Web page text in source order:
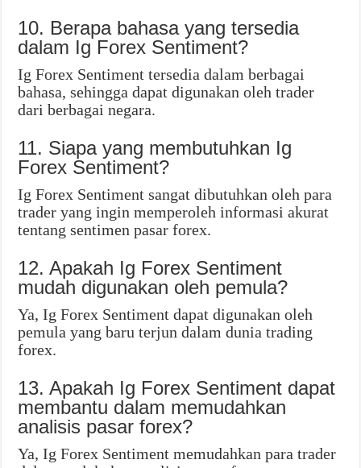
10. Berapa bahasa yang tersedia
dalam Ig Forex Sentiment?
Ig Forex Sentiment tersedia dalam berbagai
bahasa, sehingga dapat digunakan oleh trader
dari berbagai negara.
11. Siapa yang membutuhkan Ig
Forex Sentiment?
Ig Forex Sentiment sangat dibutuhkan oleh para
trader yang ingin memperoleh informasi akurat
tentang sentimen pasar forex.
12. Apakah Ig Forex Sentiment
mudah digunakan oleh pemula?
Ya, Ig Forex Sentiment dapat digunakan oleh
pemula yang baru terjun dalam dunia trading
forex.
13. Apakah Ig Forex Sentiment dapat
membantu dalam memudahkan
analisis pasar forex?
Ya, Ig Forex Sentiment memudahkan para trader